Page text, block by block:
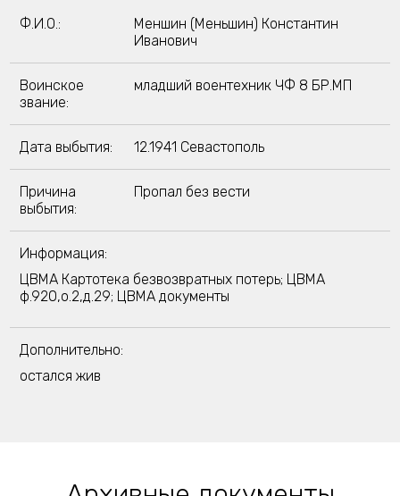
Ф.И.О.:
Меншин (Меньшин) Константин
Иванович
Воинское
звание:
младший воентехник ЧФ 8 БР.МП
Дата выбытия: 12.1941 Севастополь
Причина
выбытия:
Пропал без вести
Информация:
ЦВМА Картотека безвозвратных потерь; ЦВМА
ф.920,о.2,д.29; ЦВМА документы
Дополнительно:
остался жив